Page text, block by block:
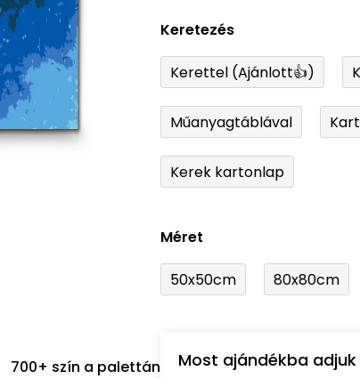
Keretezés
Kerettel (Ajánlott👍)
Műanyagtáblával
Kerek kartonlap
Méret
50x50cm 80x80cm
Most ajándékba
700+ szín a palettán